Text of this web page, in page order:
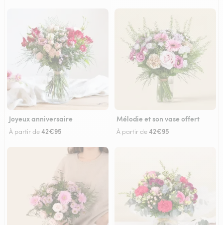
Joyeux anniversaire
À partir de42€95
Mélodie et son vase offert
À partir de42€95